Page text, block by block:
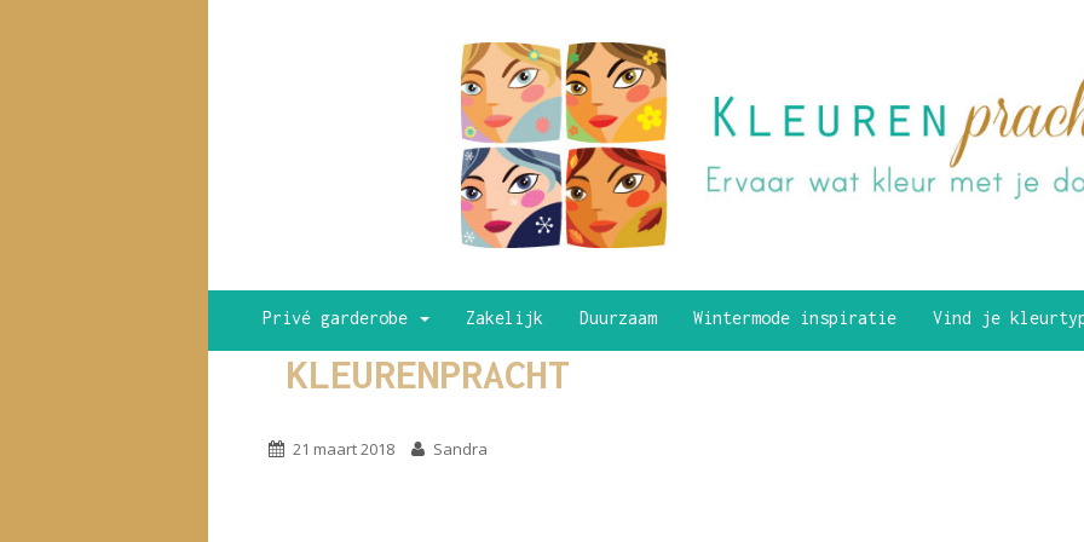
Privé garderobe Zakelijk Duurzaam Wintermode inspiratie Vind je
KLEURENPRACHT
21 maart 2018 Sandra